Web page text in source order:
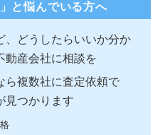
と悩んでいる方へ
、どうしたらいいか分か
動産会社に相談を
ら複数社に査定依頼で
見つかります